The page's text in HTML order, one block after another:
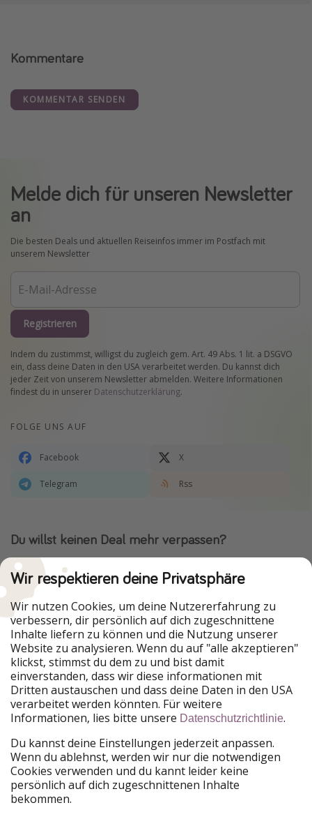
Kommentare
KOMMENTAR SENDEN
Melde dich für unseren Newsletter
an
Die besten Deals und aktuellen Reiseinfos immer im Postfach mit
unserem Newsletter
Registrieren
Indem du zustimmst, willigst du zugleich gem. Art. 49 Abs. 1 lit. a DSGVO
ein, dass deine Daten in den USA verarbeitet werden. Du kannst dich
jeder Zeit von unserem Newsletter abmelden. Weitere Informationen
findest du in unserer Datenschutzerklärung.
FOLGE UNS AUF
Facebook X
Telegram Rss
Du willst keinen Deal mehr verpassen?
Dann lade unsere App herunter.
Urlaubspiraten ist Teil der HolidayPirates Group
Unsere Märkte
PiratinViaggio
HolidayPirates
VakantiePiraten
WakacyjniPiraci
VoyagesPirates
Ferienpiraten
Urlaubspiraten
ViajerosPiratas
Unsere Gruppe
HolidayPirates Group
Lerne uns kennen
Wir respektieren deine Privatsphäre
Wir nutzen Cookies, um deine Nutzererfahrung zu
verbessern, dir persönlich auf dich zugeschnittene
Inhalte liefern zu können und die Nutzung unserer
Website zu analysieren. Wenn du auf "alle akzeptieren"
klickst, stimmst du dem zu und bist damit
einverstanden, dass wir diese informationen mit
Dritten austauschen und dass deine Daten in den USA
verarbeitet werden könnten. Für weitere
Informationen, lies bitte unsere Datenschutzrichtlinie.
Du kannst deine Einstellungen jederzeit anpassen.
Wenn du ablehnst, werden wir nur die notwendigen
Cookies verwenden und du kannt leider keine
persönlich auf dich zugeschnittenen Inhalte
bekommen.